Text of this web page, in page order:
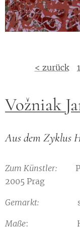
< zurück 1
Vožniak
Aus dem Zyklus
Zum Künstler:
2005 Prag
Gemarkt:
Maße: H 50